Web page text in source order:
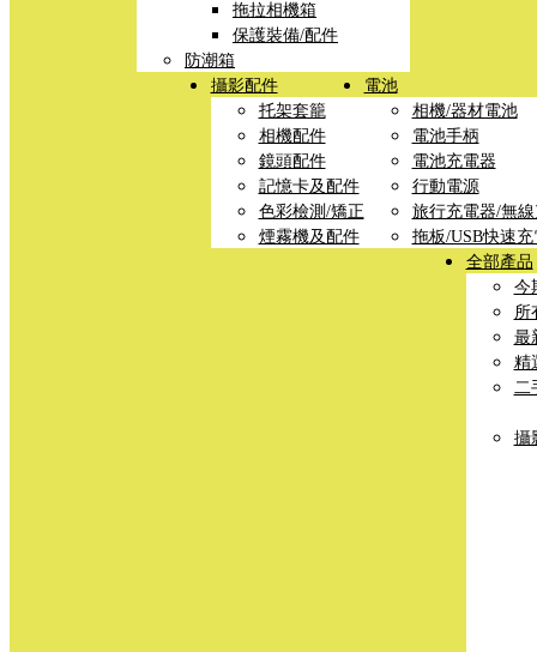
拖拉相機箱
保護裝備/配件
防潮箱
攝影配件
托架套籠
相機配件
鏡頭配件
記憶卡及配件
色彩檢測/矯正
煙霧機及配件
電池
相機/器材電池
電池手柄
電池充電器
行動電源
旅行充電器/無
拖板/USB快速充
全部產品
今
所
最
精
二
攝